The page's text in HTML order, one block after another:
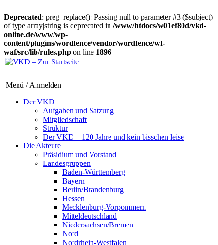
Deprecated: preg_replace(): Passing null to parameter #3 ($subject)
of type array|string is deprecated in /www/htdocs/w01ef80d/vkd-
online.de/www/wp-
content/plugins/wordfence/vendor/wordfence/wf-
waf/src/lib/rules.php on line 1896
Menü / Anmelden
Der VKD
Aufgaben und Satzung
Mitgliedschaft
Struktur
Der VKD – 120 Jahre und kein bisschen leise
Die Akteure
Präsidium und Vorstand
Landesgruppen
Baden-Württemberg
Bayern
Berlin/Brandenburg
Hessen
Mecklenburg-Vorpommern
Mitteldeutschland
Niedersachsen/Bremen
Nord
Nordrhein-Westfalen